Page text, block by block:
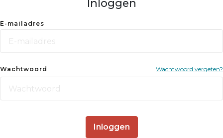
Inloggen
E-mailadres
Wachtwoord Wachtwoord vergeten?
Inloggen